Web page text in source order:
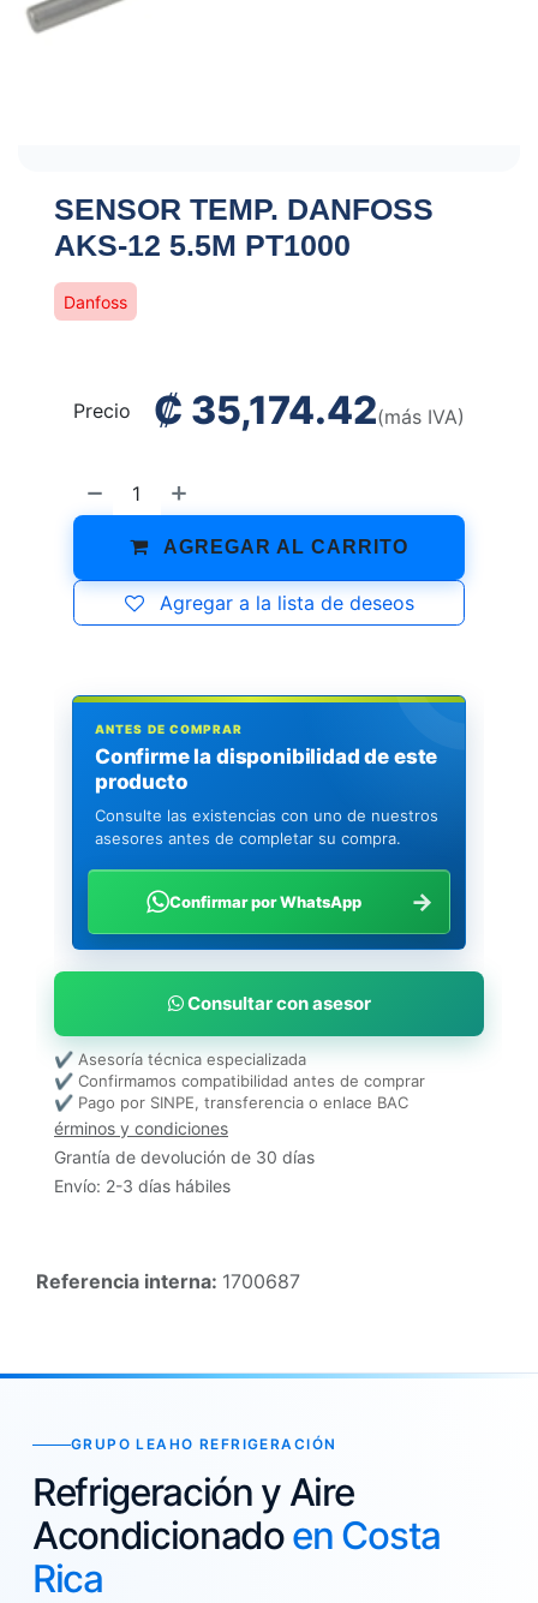
SENSOR TEMP. DANFOSS
AKS-12 5.5M PT1000
Danfoss
AGREGAR AL CARRITO
Agregar a la lista de deseos
Precio ₡ 35,174.42(más IVA)
ANTES DE COMPRAR
Confirme la disponibilidad de este
producto
Consulte las existencias con uno de nuestros
asesores antes de completar su compra.
Confirmar por WhatsApp →
Consultar con asesor
✔ Asesoría técnica especializada
✔ Confirmamos compatibilidad antes de comprar
✔ Pago por SINPE, transferencia o enlace BAC
érminos y condiciones
Grantía de devolución de 30 días
Envío: 2-3 días hábiles
Referencia interna: 1700687
GRUPO LEAHO REFRIGERACIÓN
Refrigeración y Aire
Acondicionadoen Costa
Rica